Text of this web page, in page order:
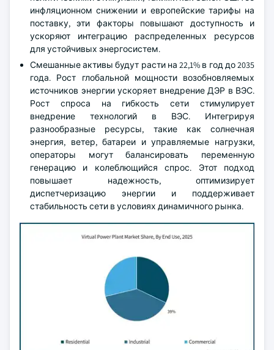
инфляционном снижении и европейские тарифы на
поставку, эти факторы повышают доступность и
ускоряют интеграцию распределенных ресурсов
для устойчивых энергосистем.
Смешанные активы будут расти на 22,1% в год до 2035
года. Рост глобальной мощности возобновляемых
источников энергии ускоряет внедрение ДЭР в ВЭС.
Рост спроса на гибкость сети стимулирует
внедрение технологий в ВЭС. Интегрируя
разнообразные ресурсы, такие как солнечная
энергия, ветер, батареи и управляемые нагрузки,
операторы могут балансировать переменную
генерацию и колеблющийся спрос. Этот подход
повышает надежность, оптимизирует
диспетчеризацию энергии и поддерживает
стабильность сети в условиях динамичного рынка.